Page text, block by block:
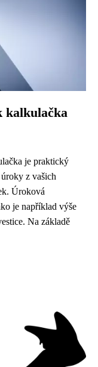
kalkulačka
je praktický
z vašich
Úroková
je například výše
Na základě